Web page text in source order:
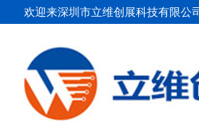
欢迎来深圳市立维创展科技有限公